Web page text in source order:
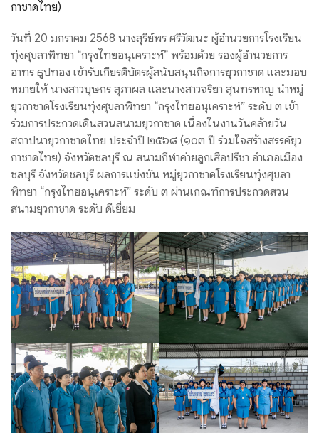
กาชาดไทย)
วันที่ 20 มกราคม 2568 นางสุรีย์พร ศรีวัฒนะ ผู้อำนวยการโรงเรียน
ทุ่งศุขลาพิทยา “กรุงไทยอนุเคราะห์” พร้อมด้วย รองผู้อำนวยการ
อาทร ธูปทอง เข้ารับเกียรติบัตรผู้สนับสนุนกิจการยุวกาชาด และมอบ
หมายให้ นางสาวบุษกร สุภาผล และนางสาวจริยา สุนทรหาญ นำหมู่
ยุวกาชาดโรงเรียนทุ่งศุขลาพิทยา “กรุงไทยอนุเคราะห์” ระดับ ๓ เข้า
ร่วมการประกวดเดินสวนสนามยุวกาชาด เนื่องในงานวันคล้ายวัน
สถาปนายุวกาชาดไทย ประจำปี ๒๕๖๘ (๑๐๓ ปี ร่วมใจสร้างสรรค์ยุว
กาชาดไทย) จังหวัดชลบุรี ณ สนามกีฬาค่ายลูกเสือปรีชา อำเภอเมือง
ชลบุรี จังหวัดชลบุรี ผลการแข่งขัน หมู่ยุวกาชาดโรงเรียนทุ่งศุขลา
พิทยา “กรุงไทยอนุเคราะห์” ระดับ ๓ ผ่านเกณฑ์การประกวดสวน
สนามยุวกาชาด ระดับ ดีเยี่ยม